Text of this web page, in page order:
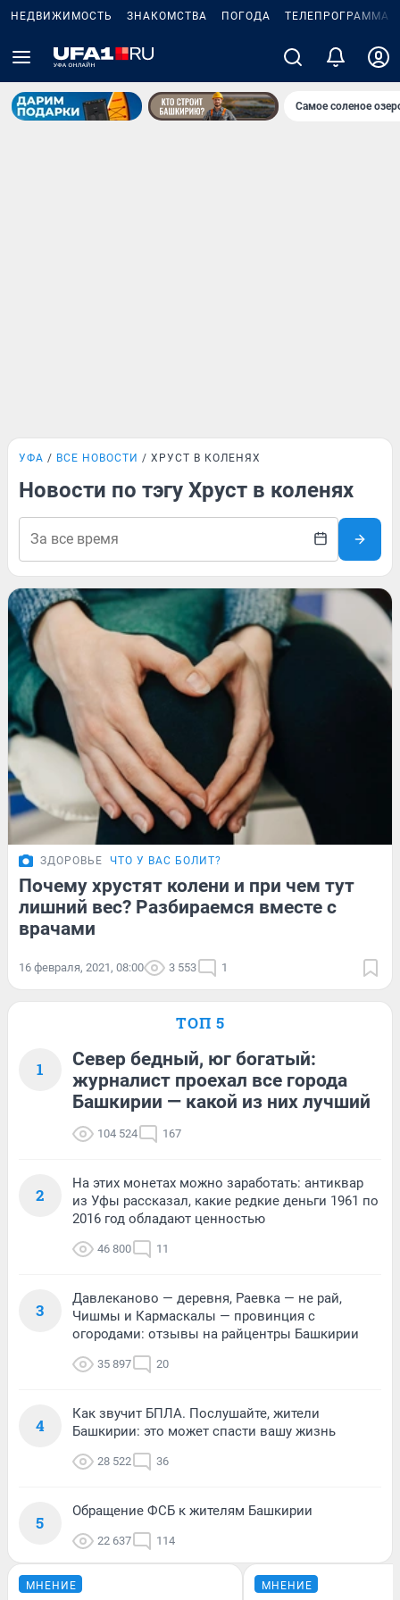
НЕДВИЖИМОСТЬ ЗНАКОМСТВА ПОГОДА ТЕЛЕПРОГРАММА
Самое соленое
УФА ВСЕ НОВОСТИ ХРУСТ В КОЛЕНЯХ
Новости по тэгу Хруст в коленях
ЗДОРОВЬЕ ЧТО У ВАС БОЛИТ?
Почему хрустят колени и при чем тут
лишний вес? Разбираемся вместе с
врачами
16 февраля, 2021, 08:00 3 553 1
ТОП 5
1
Север бедный, юг богатый:
журналист проехал все города
Башкирии — какой из них лучший
104 524 167
2
На этих монетах можно заработать: антиквар
из Уфы рассказал, какие редкие деньги 1961 по
2016 год обладают ценностью
46 800 11
3
Давлеканово — деревня, Раевка — не рай,
Чишмы и Кармаскалы — провинция с
огородами: отзывы на райцентры Башкирии
35 897 20
4
Как звучит БПЛА. Послушайте, жители
Башкирии: это может спасти вашу жизнь
28 522 36
5
Обращение ФСБ к жителям Башкирии
22 637 114
МНЕНИЕ МНЕНИЕ